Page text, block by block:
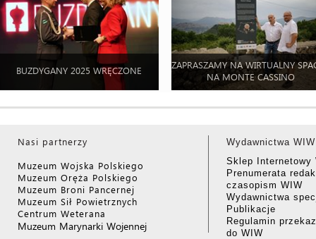
BUZDYGANY 2025 WRĘCZONE
ZAPRASZAMY NA WIRTUALNY
NA MONTE CASSINO
Nasi partnerzy
Muzeum Wojska Polskiego
Muzeum Oręża Polskiego
Muzeum Broni Pancernej
Muzeum Sił Powietrznych
Centrum Weterana
Muzeum Marynarki Wojennej
Wydawnictwa WIW
Sklep Internetowy
Prenumerata
czasopism WIW
Wydawnictwa
Publikacje
Regulamin
do WIW